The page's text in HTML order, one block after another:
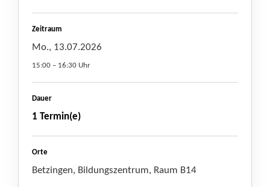
Zeitraum
Mo., 13.07.2026
15:00 – 16:30 Uhr
Dauer
1 Termin(e)
Orte
Betzingen, Bildungszentrum, Raum B14